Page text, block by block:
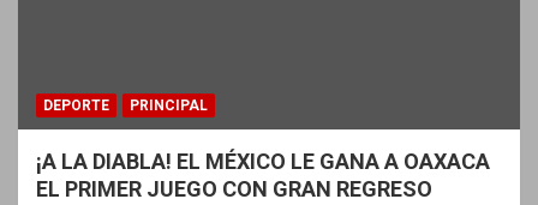
DEPORTE PRINCIPAL
¡A LA DIABLA! EL MÉXICO LE GANA A OAXACA
EL PRIMER JUEGO CON GRAN REGRESO